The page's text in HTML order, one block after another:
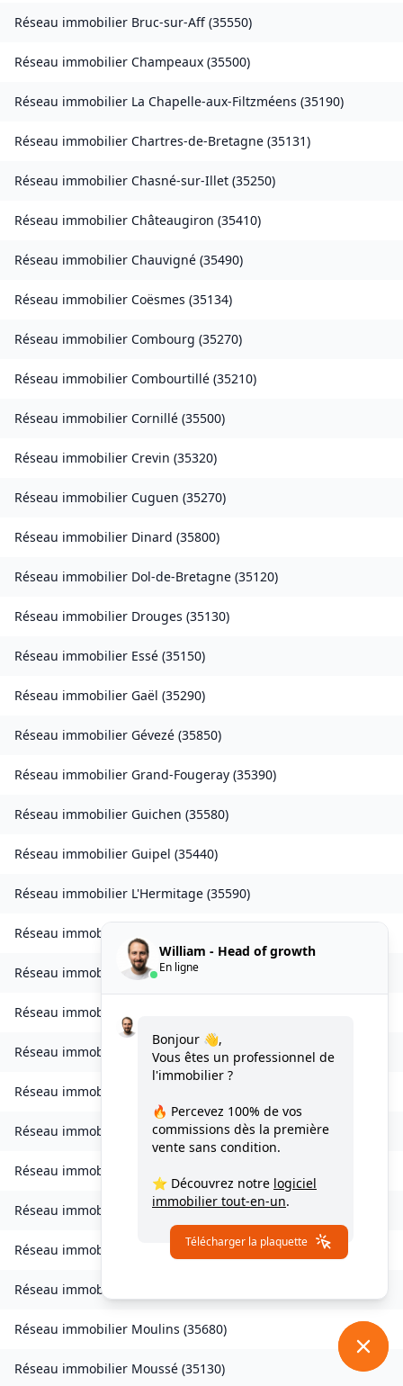
Réseau immobilier Bruc-sur-Aff (35550)
Réseau immobilier Champeaux (35500)
Réseau immobilier La Chapelle-aux-Filtzméens (35190)
Réseau immobilier Chartres-de-Bretagne (35131)
Réseau immobilier Chasné-sur-Illet (35250)
Réseau immobilier Châteaugiron (35410)
Réseau immobilier Chauvigné (35490)
Réseau immobilier Coësmes (35134)
Réseau immobilier Combourg (35270)
Réseau immobilier Combourtillé (35210)
Réseau immobilier Cornillé (35500)
Réseau immobilier Crevin (35320)
Réseau immobilier Cuguen (35270)
Réseau immobilier Dinard (35800)
Réseau immobilier Dol-de-Bretagne (35120)
Réseau immobilier Drouges (35130)
Réseau immobilier Essé (35150)
Réseau immobilier Gaël (35290)
Réseau immobilier Gévezé (35850)
Réseau immobilier Grand-Fougeray (35390)
Réseau immobilier Guichen (35580)
Réseau immobilier Guipel (35440)
Réseau immobilier L'Hermitage (35590)
Réseau immobilier
Réseau immobilierLandavran(
Réseau immobilier
Réseau immobilier Lohéac( 35550)
Réseau immobilier
Réseau immobilier Loutehel(35330)
Réseau immobilier
Réseau immobilier Martigné-Ferchaud(35640
Réseau immobilier Maxent 35380)
Réseau immobilier
Réseau immobilier Moulins (35680)
Réseau immobilier Moussé (35130)
William - Head of growth
En ligne
Bonjour 👋,
Vous êtes un professionnel de
l'immobilier ?
🔥 Percevez 100% de vos
commissions dès la première
vente sans condition.
⭐ Découvrez notre logiciel
immobilier tout-en-un.
Télécharger la plaquette